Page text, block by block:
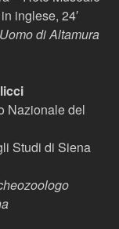
inglese, 24′
di Altamura
Nazionale del
Studi di Siena